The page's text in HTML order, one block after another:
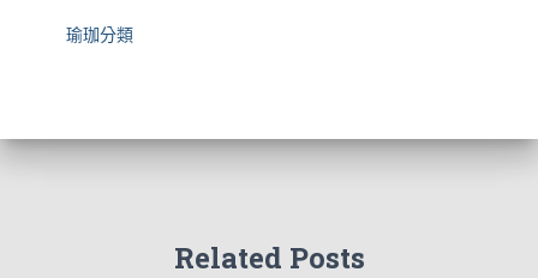
瑜珈分類
Related Posts